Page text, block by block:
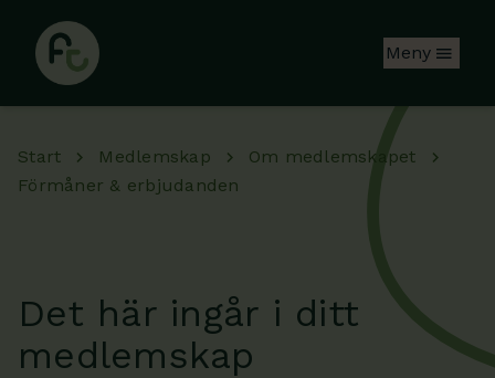
Meny
Start Medlemskap
Om medlemskapet
Förmåner & erbjudanden
Det här ingår i ditt
medlemskap